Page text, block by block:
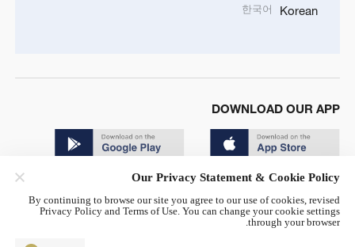
Korean
한국어
DOWNLOAD OUR APP
© China Radio International.CRI. All Rights Reserved. 16A
Our Privacy Statement & Cookie Policy
By continuing to browse our site you agree to our use of cookies, revised
Privacy Policy and Terms of Use. You can change your cookie settings
through your browser.